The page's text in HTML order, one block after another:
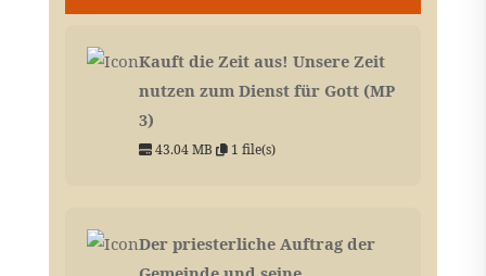
Kauft die Zeit aus! Unsere Zeit
nutzen zum Dienst für Gott (MP
3)
43.04 MB 1 file(s)
Der priesterliche Auftrag der